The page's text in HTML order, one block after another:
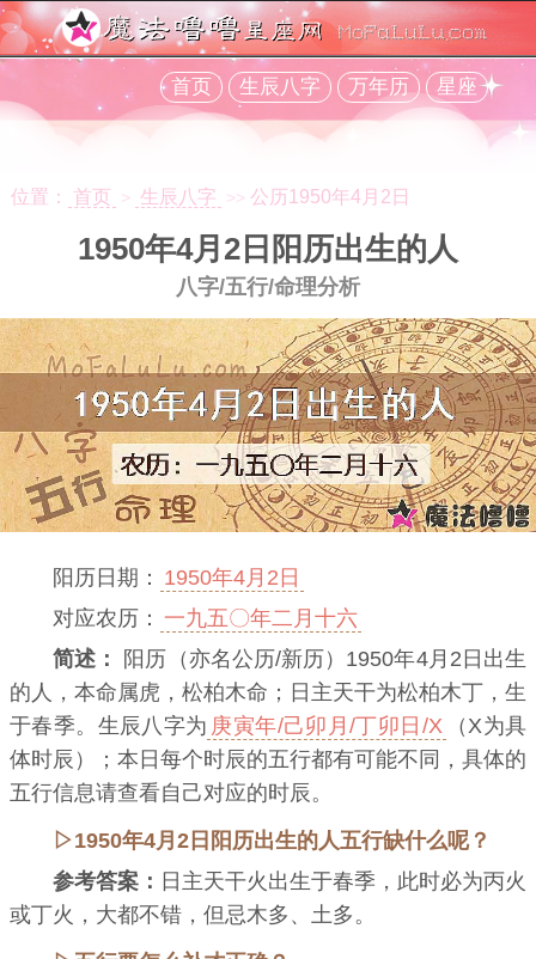
首页 生辰八字 万年历 星座
位置： 首页 > 生辰八字 >> 公历1950年4月2日
1950年4月2日阳历出生的人
八字/五行/命理分析
阳历日期： 1950年4月2日
对应农历： 一九五〇年二月十六
简述：
阳历（亦名公历/新历）1950年4月2日出生
的人，本命属虎，松柏木命；日主天干为松柏木丁，生
于春季。生辰八字为 庚寅年/己卯月/丁卯日/X
（X为具
体时辰）；本日每个时辰的五行都有可能不同，具体的
五行信息请查看自己对应的时辰。
▷1950年4月2日阳历出生的人五行缺什么呢？
参考答案： 日主天干火出生于春季，此时必为丙火
或丁火，大都不错，但忌木多、土多。